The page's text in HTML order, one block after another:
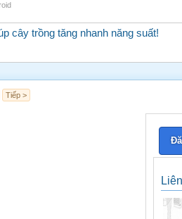
cây trồng tăng nhanh năng suất!
Tiếp >